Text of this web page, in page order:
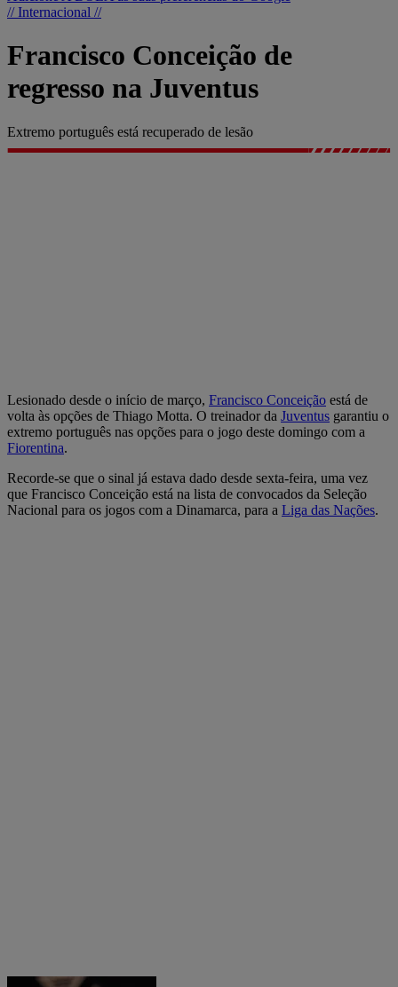
// Internacional //
Francisco Conceição de
regresso na Juventus
Extremo português está recuperado de lesão
Lesionado desde o início de março, Francisco Conceição está de
volta às opções de Thiago Motta. O treinador da Juventus garantiu o
extremo português nas opções para o jogo deste domingo com a
Fiorentina.
Recorde-se que o sinal já estava dado desde sexta-feira, uma vez
que Francisco Conceição está na lista de convocados da Seleção
Nacional para os jogos com a Dinamarca, para a Liga das Nações.